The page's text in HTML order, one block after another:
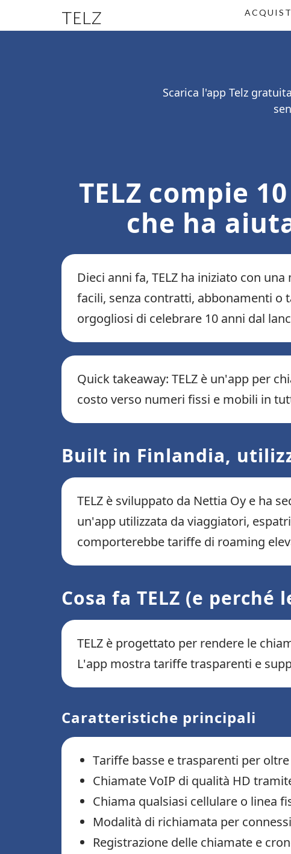
TELZ
Scarica l'app Telz
TELZ compie
che ha
Dieci anni fa, TELZ ha iniziato con
facili, senza contratti, abbonamenti o
orgogliosi di celebrare 10 anni dal
Quick takeaway: TELZ è un'app per
costo verso numeri fissi e mobili in
Built in Finlandia,
TELZ è sviluppato da Nettia Oy e ha
un'app utilizzata da viaggiatori,
comporterebbe tariffe di roaming
Cosa fa TELZ (e
TELZ è progettato per rendere le
L'app mostra tariffe trasparenti e
Caratteristiche principali
Tariffe basse e trasparenti per
Chiamate VoIP di qualità HD
Chiama qualsiasi cellulare o linea
Modalità di richiamata per
Registrazione delle chiamate e